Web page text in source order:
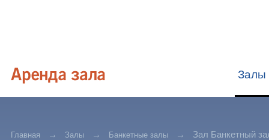
Залы
Главная Залы Банкетные залы Зал Банкетный